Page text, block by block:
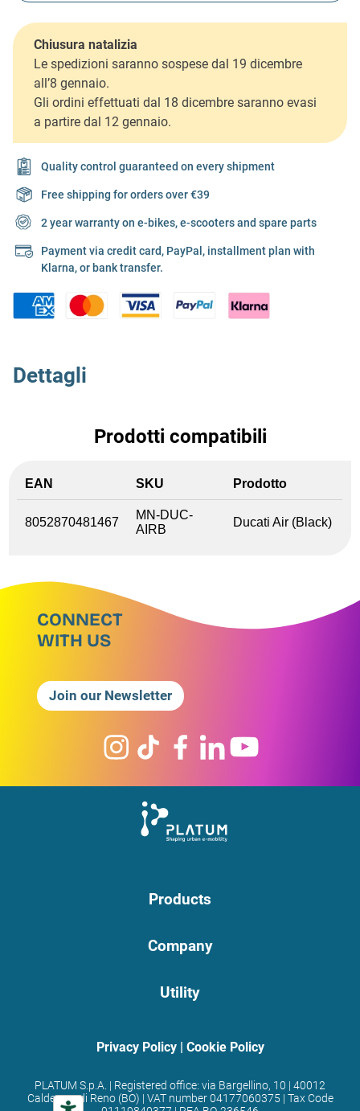
Chiusura natalizia
Le spedizioni saranno sospese dal 19 dicembre
all’8 gennaio.
Gli ordini effettuati dal 18 dicembre saranno evasi
a partire dal 12 gennaio.
Quality control guaranteed on every shipment
Free shipping for orders over €39
2 year warranty on e-bikes, e-scooters and spare parts
Payment via credit card, PayPal, installment plan with
Klarna, or bank transfer.
Dettagli
Prodotti compatibili
EAN SKU Prodotto
8052870481467
MN-DUC-
AIRB
Ducati Air (Black)
CONNECT
WITH US
Join our Newsletter
Products
Company
Utility
Privacy Policy| Cookie Policy
PLATUM S.p.A. | Registered office: via Bargellino, 10 | 40012
Calderara di Reno (BO) | VAT number 04177060375 | Tax Code